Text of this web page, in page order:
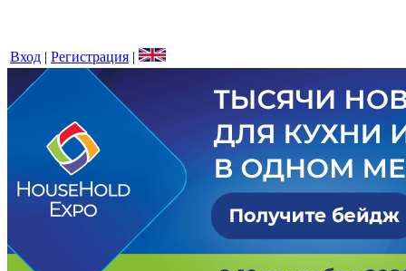
Вход | Регистрация |